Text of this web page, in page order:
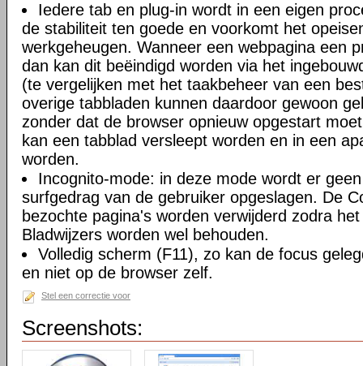
Iedere tab en plug-in wordt in een eigen
de stabiliteit ten goede en voorkomt het
werkgeheugen. Wanneer een webpagina een
dan kan dit beëindigd worden via het
(te vergelijken met het taakbeheer van een
overige tabbladen kunnen daardoor gewoon
zonder dat de browser opnieuw opgestart
kan een tabblad versleept worden en in een
worden.
Incognito-mode: in deze mode wordt er
surfgedrag van de gebruiker opgeslagen. De
bezochte pagina's worden verwijderd zodra
Bladwijzers worden wel behouden.
Volledig scherm (F11), zo kan de focus
en niet op de browser zelf.
Stel een correctie voor
Screenshots: